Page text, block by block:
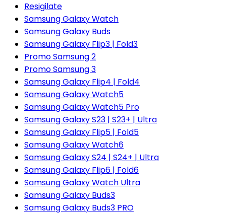
Resigilate
Samsung Galaxy Watch
Samsung Galaxy Buds
Samsung Galaxy Flip3 | Fold3
Promo Samsung 2
Promo Samsung 3
Samsung Galaxy Flip4 | Fold4
Samsung Galaxy Watch5
Samsung Galaxy Watch5 Pro
Samsung Galaxy S23 | S23+ | Ultra
Samsung Galaxy Flip5 | Fold5
Samsung Galaxy Watch6
Samsung Galaxy S24 | S24+ | Ultra
Samsung Galaxy Flip6 | Fold6
Samsung Galaxy Watch Ultra
Samsung Galaxy Buds3
Samsung Galaxy Buds3 PRO